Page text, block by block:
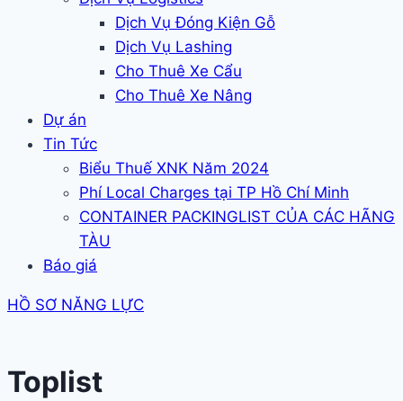
Dịch Vụ Đóng Kiện Gỗ
Dịch Vụ Lashing
Cho Thuê Xe Cẩu
Cho Thuê Xe Nâng
Dự án
Tin Tức
Biểu Thuế XNK Năm 2024
Phí Local Charges tại TP Hồ Chí Minh
CONTAINER PACKINGLIST CỦA CÁC HÃNG
TÀU
Báo giá
HỒ SƠ NĂNG LỰC
Toplist